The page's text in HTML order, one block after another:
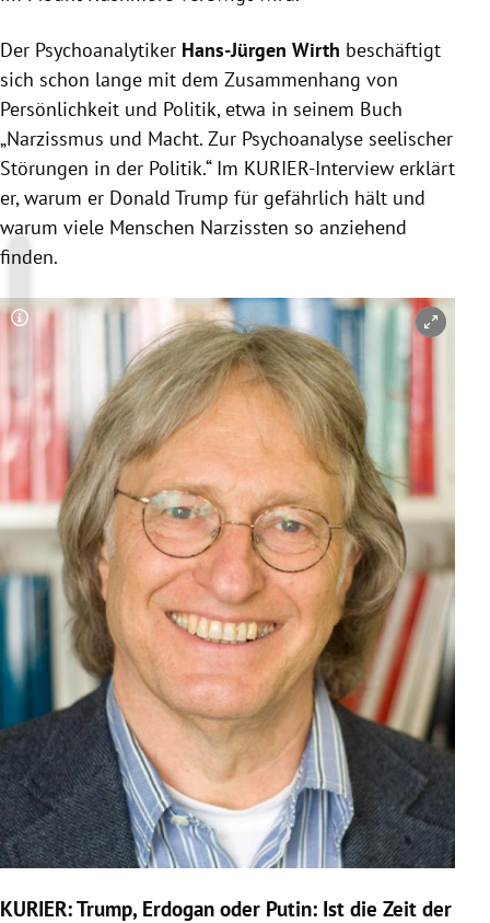
Der Psychoanalytiker Hans-Jürgen Wirth beschäftigt
sich schon lange mit dem Zusammenhang von
Persönlichkeit und Politik, etwa in seinem Buch
„Narzissmus und Macht. Zur Psychoanalyse seelischer
Störungen in der Politik.“ Im KURIER-Interview erklärt
er, warum er Donald Trump für gefährlich hält und
warum viele Menschen Narzissten so anziehend
finden.
Copyright-Hinweis öffnen/schließen
KURIER:Trump, Erdogan oder Putin: Ist die Zeit der